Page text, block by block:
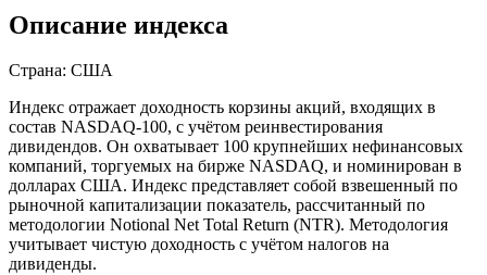
Описание индекса
Страна: США
Индекс отражает доходность корзины акций, входящих в
состав NASDAQ-100, с учётом реинвестирования
дивидендов. Он охватывает 100 крупнейших нефинансовых
компаний, торгуемых на бирже NASDAQ, и номинирован в
долларах США. Индекс представляет собой взвешенный по
рыночной капитализации показатель, рассчитанный по
методологии Notional Net Total Return (NTR). Методология
учитывает чистую доходность с учётом налогов на
дивиденды.